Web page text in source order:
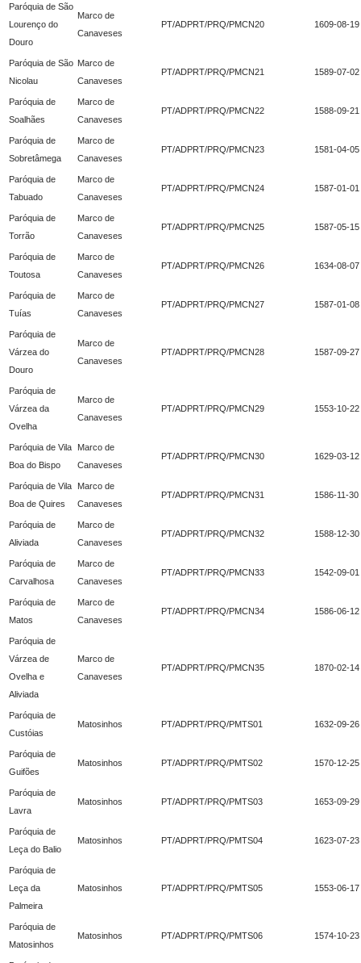
Paróquia de São
Lourenço do
Douro
Marco de
Canaveses
PT/ADPRT/PRQ/PMCN20 1609-08-19
Paróquia de São
Nicolau
Marco de
Canaveses
PT/ADPRT/PRQ/PMCN21 1589-07-02
Paróquia de
Soalhães
Marco de
Canaveses
PT/ADPRT/PRQ/PMCN22 1588-09-21
Paróquia de
Sobretâmega
Marco de
Canaveses
PT/ADPRT/PRQ/PMCN23 1581-04-05
Paróquia de
Tabuado
Marco de
Canaveses
PT/ADPRT/PRQ/PMCN24 1587-01-01
Paróquia de
Torrão
Marco de
Canaveses
PT/ADPRT/PRQ/PMCN25 1587-05-15
Paróquia de
Toutosa
Marco de
Canaveses
PT/ADPRT/PRQ/PMCN26 1634-08-07
Paróquia de
Tuías
Marco de
Canaveses
PT/ADPRT/PRQ/PMCN27 1587-01-08
Paróquia de
Várzea do
Douro
Marco de
Canaveses
PT/ADPRT/PRQ/PMCN28 1587-09-27
Paróquia de
Várzea da
Ovelha
Marco de
Canaveses
PT/ADPRT/PRQ/PMCN29 1553-10-22
Paróquia de Vila
Boa do Bispo
Marco de
Canaveses
PT/ADPRT/PRQ/PMCN30 1629-03-12
Paróquia de Vila
Boa de Quires
Marco de
Canaveses
PT/ADPRT/PRQ/PMCN31 1586-11-30
Paróquia de
Aliviada
Marco de
Canaveses
PT/ADPRT/PRQ/PMCN32 1588-12-30
Paróquia de
Carvalhosa
Marco de
Canaveses
PT/ADPRT/PRQ/PMCN33 1542-09-01
Paróquia de
Matos
Marco de
Canaveses
PT/ADPRT/PRQ/PMCN34 1586-06-12
Paróquia de
Várzea de
Ovelha e
Aliviada
Marco de
Canaveses
PT/ADPRT/PRQ/PMCN35 1870-02-14
Paróquia de
Custóias
Matosinhos PT/ADPRT/PRQ/PMTS01 1632-09-26
Paróquia de
Guifões
Matosinhos PT/ADPRT/PRQ/PMTS02 1570-12-25
Paróquia de
Lavra
Matosinhos PT/ADPRT/PRQ/PMTS03 1653-09-29
Paróquia de
Leça do Balio
Matosinhos PT/ADPRT/PRQ/PMTS04 1623-07-23
Paróquia de
Leça da
Palmeira
Matosinhos PT/ADPRT/PRQ/PMTS05 1553-06-17
Paróquia de
Matosinhos
Matosinhos PT/ADPRT/PRQ/PMTS06 1574-10-23